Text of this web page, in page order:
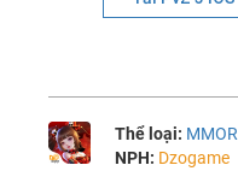
Thể loại:
NPH: Dzogame